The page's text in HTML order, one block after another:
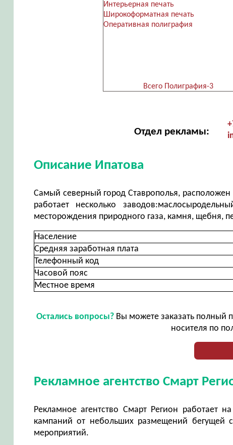
Интерьерная печать
Широкоформатная печать
Оперативная полиграфия
Всего Полиграфия-3
Отдел рекламы:
Описание Ипатова
Самый северный город Ставрополья, расположен
работает несколько
месторождения природного газа, камня, щебня,
Население
Средняя заработная плата
Телефонный код
Часовой пояс
Местное время
Остались вопросы? Вы можете заказать полный
носителя по
Рекламное агентство Смарт
Рекламное агентство Смарт Регион работает
кампаний от небольших размещений бегущей
мероприятий.